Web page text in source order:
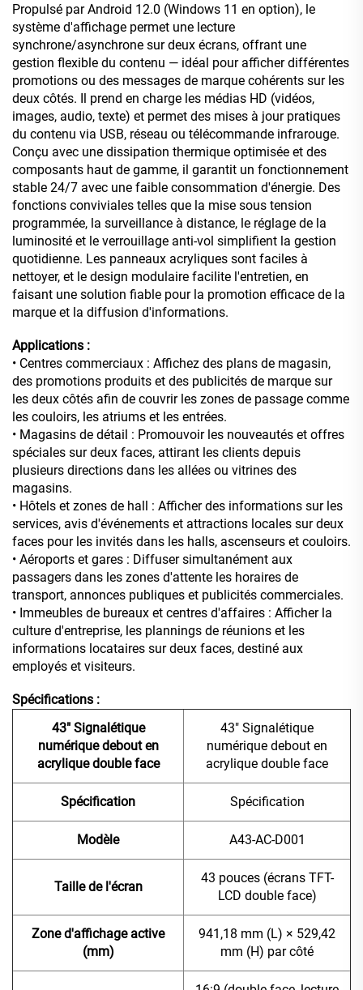
Propulsé par Android 12.0 (Windows 11 en option), le
système d'affichage permet une lecture
synchrone/asynchrone sur deux écrans, offrant une
gestion flexible du contenu — idéal pour afficher différentes
promotions ou des messages de marque cohérents sur les
deux côtés. Il prend en charge les médias HD (vidéos,
images, audio, texte) et permet des mises à jour pratiques
du contenu via USB, réseau ou télécommande infrarouge.
Conçu avec une dissipation thermique optimisée et des
composants haut de gamme, il garantit un fonctionnement
stable 24/7 avec une faible consommation d'énergie. Des
fonctions conviviales telles que la mise sous tension
programmée, la surveillance à distance, le réglage de la
luminosité et le verrouillage anti-vol simplifient la gestion
quotidienne. Les panneaux acryliques sont faciles à
nettoyer, et le design modulaire facilite l'entretien, en
faisant une solution fiable pour la promotion efficace de la
marque et la diffusion d'informations.
Applications :
• Centres commerciaux : Affichez des plans de magasin,
des promotions produits et des publicités de marque sur
les deux côtés afin de couvrir les zones de passage comme
les couloirs, les atriums et les entrées.
• Magasins de détail : Promouvoir les nouveautés et offres
spéciales sur deux faces, attirant les clients depuis
plusieurs directions dans les allées ou vitrines des
magasins.
• Hôtels et zones de hall : Afficher des informations sur les
services, avis d'événements et attractions locales sur deux
faces pour les invités dans les halls, ascenseurs et couloirs.
• Aéroports et gares : Diffuser simultanément aux
passagers dans les zones d'attente les horaires de
transport, annonces publiques et publicités commerciales.
• Immeubles de bureaux et centres d'affaires : Afficher la
culture d'entreprise, les plannings de réunions et les
informations locataires sur deux faces, destiné aux
employés et visiteurs.
Spécifications :
43" Signalétique
numérique debout en
acrylique double face
43" Signalétique
numérique debout en
acrylique double face
Spécification Spécification
Modèle A43-AC-D001
Taille de l'écran
43 pouces (écrans TFT-
LCD double face)
Zone d'affichage active
(mm)
941,18 mm (L) × 529,42
mm (H) par côté